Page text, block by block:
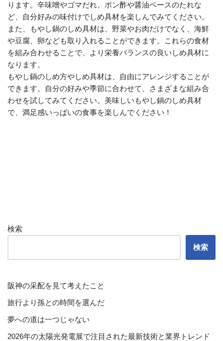
ります。辛味噌やゴマだれ、ポン酢や醤油ベースのたれな
ど、自分好みの味付けでしめ具材を楽しんでみてください。
また、もやし鍋のしめ具材は、野菜やお肉だけでなく、海鮮
や豆腐、卵なども取り入れることができます。これらの食材
を組み合わせることで、より栄養バランスの良いしめ具材に
なります。
もやし鍋のしめ方やしめ具材は、自由にアレンジすることが
できます。自分の好みや季節に合わせて、さまざまな組み合
わせを試してみてください。美味しいもやし鍋のしめ具材
で、満足感いっぱいの食事を楽しんでください！
検索
検索
阪神の采配を見て考えたこと
旅行より孫との時間を選んだ
夢への道は一つじゃない
2026年の太陽光発電展で注目された最新技術と業界トレンド